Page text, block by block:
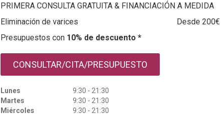
PRIMERA CONSULTA GRATUITA & FINANCIACIÓN A MEDIDA
Eliminación de varices
Desde 200€
Presupuestos con 10% de descuento *
CONSULTAR/CITA/PRESUPUESTO
Lunes
9:30 - 21:30
Martes
9:30 - 21:30
Miércoles
9:30 - 21:30